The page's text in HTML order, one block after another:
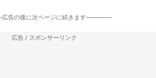
広告の後に次ページに続きます-----------------
広告 / スポンサーリンク